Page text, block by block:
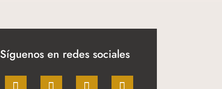
Síguenos en redes sociales